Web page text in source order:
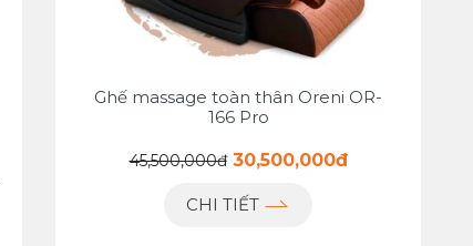
Ghế massage toàn thân Oreni OR-
166 Pro
45,500,000đ 30,500,000đ
CHI TIẾT